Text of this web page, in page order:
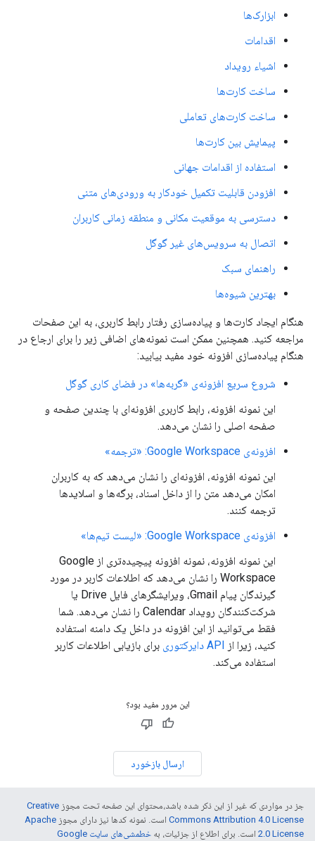
ابزارک‌ها
اقدامات
اشیاء رویداد
ساخت کارت‌ها
ساخت کارت‌های تعاملی
پیمایش بین کارت‌ها
استفاده از اقدامات جهانی
افزودن قابلیت تکمیل خودکار به ورودی‌های متنی
دسترسی به موقعیت مکانی و منطقه زمانی کاربران
اتصال به سرویس‌های غیر گوگل
راهنمای سبک
بهترین شیوه‌ها
هنگام ایجاد کارت‌ها و پیاده‌سازی رفتار رابط کاربری، به این صفحات
مراجعه کنید. همچنین ممکن است نمونه‌های اضافی زیر را برای ارجاع در
هنگام پیاده‌سازی افزونه خود مفید بیابید:
شروع سریع افزونه‌ی «گربه‌ها» در فضای کاری گوگل
این نمونه افزونه، رابط کاربری افزونه‌ای با چندین صفحه و
صفحه اصلی را نشان می‌دهد.
افزونه‌ی Google Workspace: «ترجمه»
این نمونه افزونه، افزونه‌ای را نشان می‌دهد که به کاربران
امکان می‌دهد متن را از داخل اسناد، برگه‌ها و اسلایدها
ترجمه کنند.
افزونه‌ی Google Workspace: «لیست تیم‌ها»
این نمونه افزونه، نمونه افزونه پیچیده‌تری از Google
Workspace را نشان می‌دهد که اطلاعات کاربر در مورد
گیرندگان پیام Gmail، ویرایشگرهای فایل Drive یا
شرکت‌کنندگان رویداد Calendar را نشان می‌دهد. شما
فقط می‌توانید از این افزونه در داخل یک دامنه استفاده
کنید، زیرا از API دایرکتوری
برای بازیابی اطلاعات کاربر
استفاده می‌کند.
این مرور مفید بود؟
ارسال بازخورد
جز در مواردی که غیر از این ذکر شده باشد،‌محتوای این صفحه تحت مجوز Creative
Commons Attribution 4.0 License است. نمونه کدها نیز دارای مجوز Apache
2.0 License است. برای اطلاع از جزئیات، به
خطمشی‌های سایت Google